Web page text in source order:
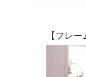
【フレ